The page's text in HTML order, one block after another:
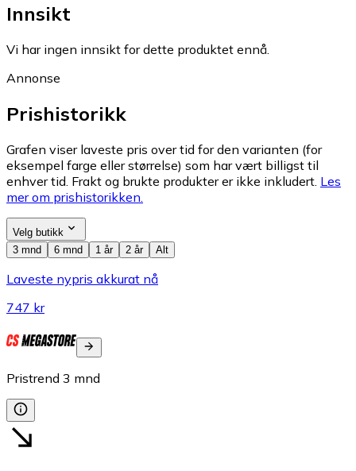
Innsikt
Vi har ingen innsikt for dette produktet ennå.
Annonse
Prishistorikk
Grafen viser laveste pris over tid for den varianten (for
eksempel farge eller størrelse) som har vært billigst til
enhver tid. Frakt og brukte produkter er ikke inkludert. Les
mer om prishistorikken.
Velg butikk
3 mnd
6 mnd 1 år 2 år Alt
Laveste nypris akkurat nå
747 kr
Pristrend 3 mnd